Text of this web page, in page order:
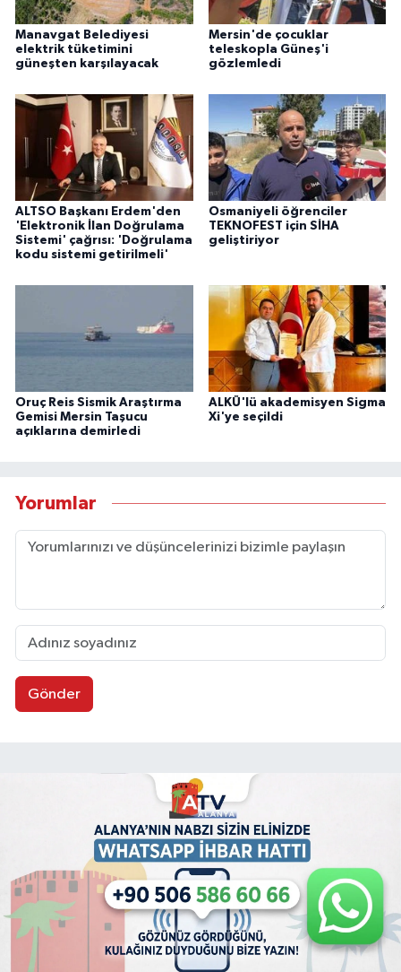
Manavgat Belediyesi
elektrik tüketimini
güneşten karşılayacak
Mersin'de çocuklar
teleskopla Güneş'i
gözlemledi
ALTSO Başkanı Erdem'den
'Elektronik İlan Doğrulama
Sistemi' çağrısı: 'Doğrulama
kodu sistemi getirilmeli'
Osmaniyeli öğrenciler
TEKNOFEST için SİHA
geliştiriyor
Oruç Reis Sismik Araştırma
Gemisi Mersin Taşucu
açıklarına demirledi
ALKÜ'lü akademisyen Sigma
Xi'ye seçildi
Yorumlar
Gönder